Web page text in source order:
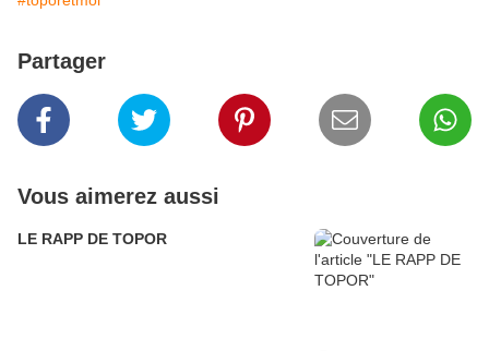
Partager
Vous aimerez aussi
LE RAPP DE TOPOR